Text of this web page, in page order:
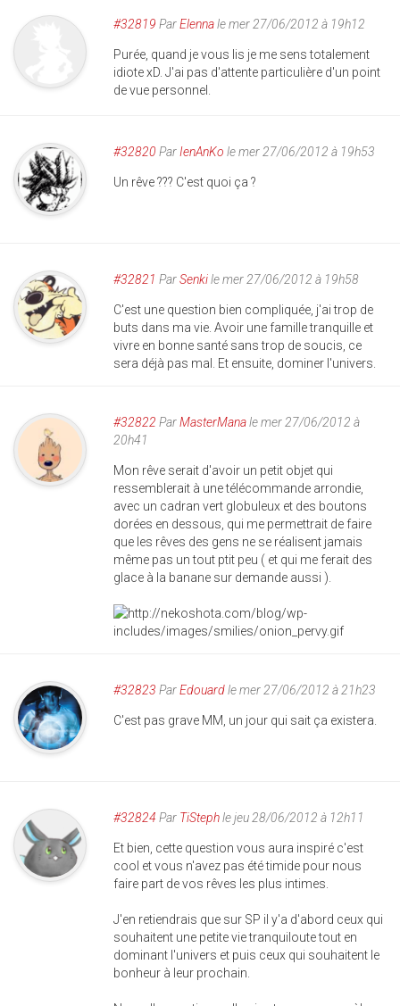
#32819 ParElennale mer 27/06/2012 à 19h12
Purée, quand je vous lis je me sens totalement
idiote xD. J'ai pas d'attente particulière d'un point
de vue personnel.
#32820 ParIenAnKo le mer 27/06/2012 à 19h53
Un rêve ??? C'est quoi ça ?
#32821 ParSenkile mer 27/06/2012 à 19h58
C'est une question bien compliquée, j'ai trop de
buts dans ma vie. Avoir une famille tranquille et
vivre en bonne santé sans trop de soucis, ce
sera déjà pas mal. Et ensuite, dominer l'univers.
#32822 ParMasterManale mer 27/06/2012 à
20h41
Mon rêve serait d'avoir un petit objet qui
ressemblerait à une télécommande arrondie,
avec un cadran vert globuleux et des boutons
dorées en dessous, qui me permettrait de faire
que les rêves des gens ne se réalisent jamais
même pas un tout ptit peu ( et qui me ferait des
glace à la banane sur demande aussi ).
#32823 ParEdouardle mer 27/06/2012 à 21h23
C'est pas grave MM, un jour qui sait ça existera.
#32824 Par TiStephle jeu 28/06/2012 à 12h11
Et bien, cette question vous aura inspiré c'est
cool et vous n'avez pas été timide pour nous
faire part de vos rêves les plus intimes.
J'en retiendrais que sur SP il y'a d'abord ceux qui
souhaitent une petite vie tranquiloute tout en
dominant l'univers et puis ceux qui souhaitent le
bonheur à leur prochain.